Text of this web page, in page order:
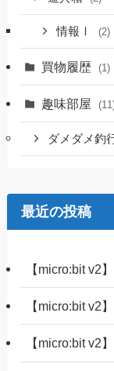
情報Ⅰ (2)
買物履歴 (1)
趣味部屋
ダメダメ釣
最近の投稿
【micro:bit
【micro:bit
【micro:bit v2